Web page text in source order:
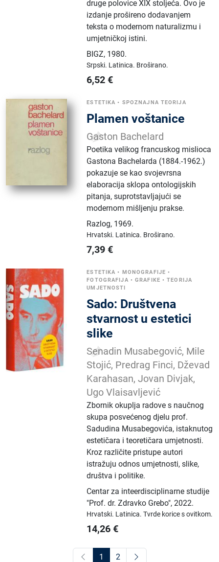
druge polovice XIX stoljeća. Ovo je
izdanje prošireno dodavanjem
teksta o modernom naturalizmu i
umjetničkoj istini.
BIGZ, 1980.
Srpski. Latinica. Broširano.
6,52 €
ESTETIKA • SPOZNAJNA TEORIJA
Plamen voštanice
Gaston Bachelard
Poetika velikog francuskog mislioca
Gastona Bachelarda (1884.-1962.)
pokazuje se kao svojevrsna
elaboracija sklopa ontologijskih
pitanja, suprotstavljajući se
modernom mišljenju prakse.
Razlog, 1969.
Hrvatski. Latinica. Broširano.
7,39 €
ESTETIKA • MONOGRAFIJE •
FOTOGRAFIJA •GRAFIKE •TEORIJA
UMJETNOSTI
Sado: Društvena
stvarnost u estetici
slike
Senadin Musabegović, Mile
Stojić, Predrag Finci, Dževad
Karahasan, Jovan Divjak,
Ugo Vlaisavljević
Zbornik okuplja radove s naučnog
skupa posvećenog djelu prof.
Sadudina Musabegovića, istaknutog
estetičara i teoretičara umjetnosti.
Kroz različite pristupe autori
istražuju odnos umjetnosti, slike,
društva i politike.
Centar za inteerdisciplinarne studije
"Prof. dr. Zdravko Grebo",2022.
Hrvatski. Latinica.Tvrde korice s ovitkom.
14,26 €
1 2